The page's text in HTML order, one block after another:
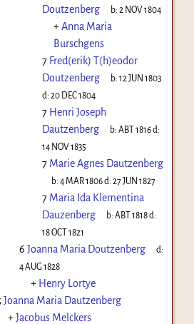
Doutzenberg b:2 NOV 1804
+Anna Maria
Burschgens
7 Fred(erik) T(h)eodor
Doutzenberg
b:12 JUN 1803
d: 20 DEC 1804
7 Henri Joseph
Dautzenberg
b:ABT 1816d:
14 NOV 1835
7 Marie Agnes Dautzenberg
b:4 MAR 1806d:27 JUN 1827
7 Maria Ida Klementina
Dauzenberg
b:ABT 1818d:
18 OCT 1821
6 Joanna Maria Doutzenberg
d:
4 AUG 1828
+ Henry Lortye
Joanna Maria Dautzenberg
+Jacobus Melckers